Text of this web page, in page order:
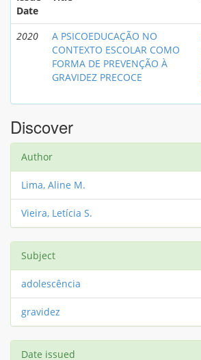
Date
2020
A PSICOEDUCAÇÃO NO
CONTEXTO ESCOLAR COMO
FORMA DE PREVENÇÃO À
GRAVIDEZ PRECOCE
Discover
Author
Lima, Aline M.
Vieira, Letícia S.
Subject
adolescência
gravidez
Date issued